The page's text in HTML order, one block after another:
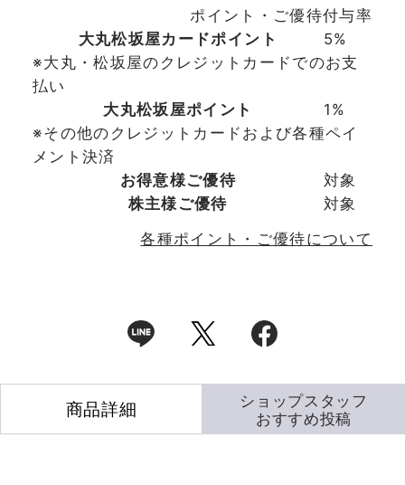
ポイント・ご優待付与率
大丸松坂屋カードポイント
5%
※大丸・松坂屋のクレジットカードでのお支
払い
大丸松坂屋ポイント
1%
※その他のクレジットカードおよび各種ペイ
メント決済
お得意様ご優待
対象
株主様ご優待
対象
各種ポイント・ご優待について
商品詳細
ショップスタッフ
おすすめ投稿